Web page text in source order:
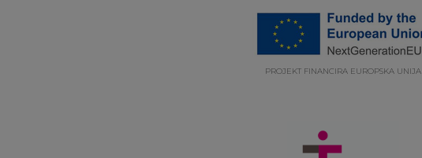
PROJEKT FINANCIRA EUROPSKA UNIJA